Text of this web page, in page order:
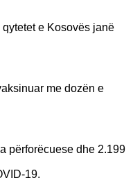
e Kosovës janë
me dozën e
përforëcuese dhe 2.199
19.